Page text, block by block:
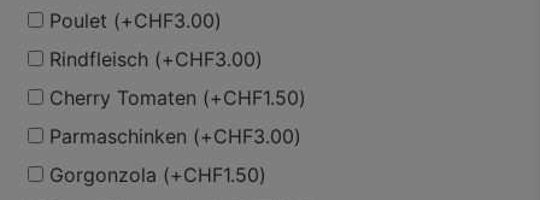
Poulet (+CHF3.00)
Rindfleisch (+CHF3.00)
Cherry Tomaten (+CHF1.50)
Parmaschinken (+CHF3.00)
Gorgonzola (+CHF1.50)